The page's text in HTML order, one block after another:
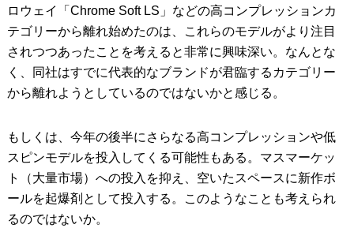
ロウェイ「Chrome Soft LS」などの高コンプレッションカ
テゴリーから離れ始めたのは、これらのモデルがより注目
されつつあったことを考えると非常に興味深い。なんとな
く、同社はすでに代表的なブランドが君臨するカテゴリー
から離れようとしているのではないかと感じる。
もしくは、今年の後半にさらなる高コンプレッションや低
スピンモデルを投入してくる可能性もある。マスマーケッ
ト（大量市場）への投入を抑え、空いたスペースに新作ボ
ールを起爆剤として投入する。このようなことも考えられ
るのではないか。